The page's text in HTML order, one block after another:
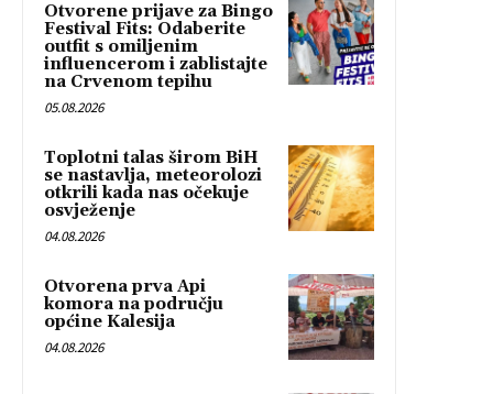
Otvorene prijave za Bingo
Festival Fits: Odaberite
outfit s omiljenim
influencerom i zablistajte
na Crvenom tepihu
05.08.2026
Toplotni talas širom BiH
se nastavlja, meteorolozi
otkrili kada nas očekuje
osvježenje
04.08.2026
Otvorena prva Api
komora na području
općine Kalesija
04.08.2026